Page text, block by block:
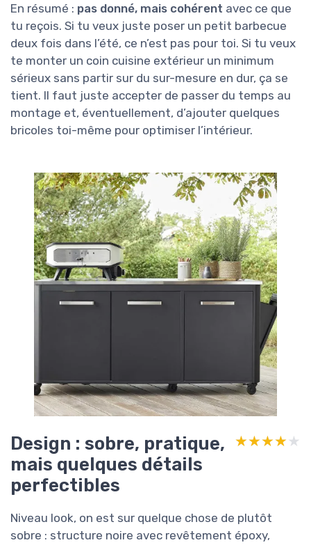
En résumé : pas donné, mais cohérent avec ce que
tu reçois. Si tu veux juste poser un petit barbecue
deux fois dans l’été, ce n’est pas pour toi. Si tu veux
te monter un coin cuisine extérieur un minimum
sérieux sans partir sur du sur-mesure en dur, ça se
tient. Il faut juste accepter de passer du temps au
montage et, éventuellement, d’ajouter quelques
bricoles toi-même pour optimiser l’intérieur.
Design : sobre, pratique,
mais quelques détails
perfectibles
★★★★★
★★★★★
Niveau look, on est sur quelque chose de plutôt
sobre : structure noire avec revêtement époxy,